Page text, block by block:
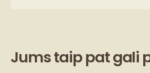
Jums taip pat gali